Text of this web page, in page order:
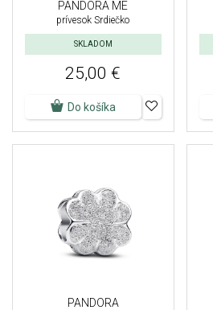
PANDORA ME
prívesok Srdiečko
SKLADOM
25,00 €
Do košíka
PANDORA